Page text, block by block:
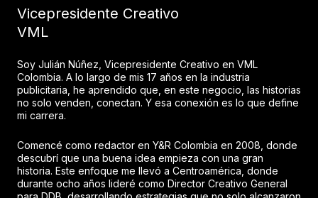
Vicepresidente Creativo
VML
Soy Julián Núñez, Vicepresidente Creativo en VML
Colombia. A lo largo de mis 17 años en la industria
publicitaria, he aprendido que, en este negocio, las historias
no solo venden, conectan. Y esa conexión es lo que define
mi carrera.
Comencé como redactor en Y&R Colombia en 2008, donde
descubrí que una buena idea empieza con una gran
historia. Este enfoque me llevó a Centroamérica, donde
durante ocho años lideré como Director Creativo General